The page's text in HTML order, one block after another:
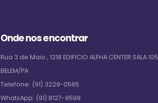
Onde nos encontrar
Rua 3 de Maio , 1218 EDIFICIO ALFHA CENTER SALA 105
BELEM/PA
Telefone: (91) 3229-0565
WhatsApp: (91) 8127-9599